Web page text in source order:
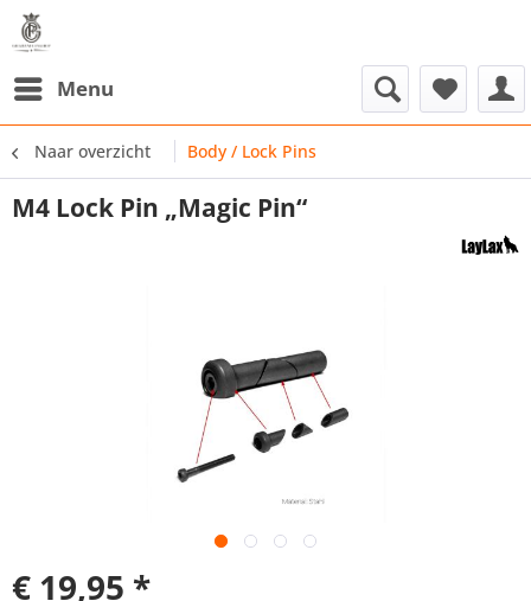
Menu
Naar overzicht Body / Lock Pins
M4 Lock Pin „Magic Pin“
€ 19,95 *